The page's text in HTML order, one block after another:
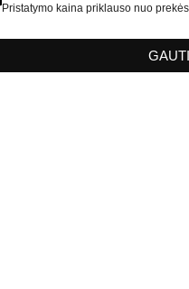
Pristatymo kaina priklauso nuo